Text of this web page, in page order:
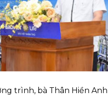
trình, bà Thân Hiền Anh